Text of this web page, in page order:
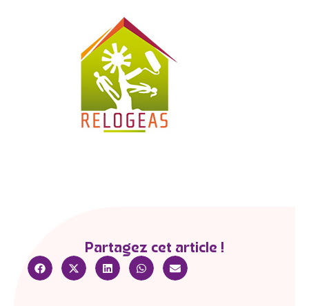
Partagez cet article !